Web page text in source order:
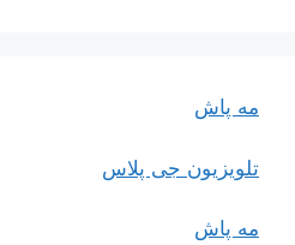
مه پاش
تلویزیون جی پلاس
مه پاش